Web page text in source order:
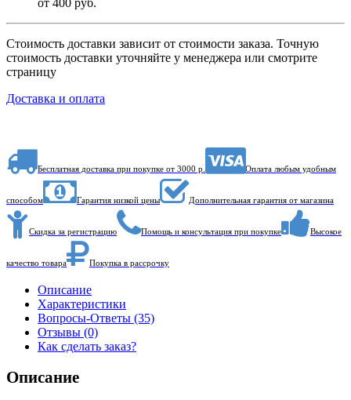
от 400 руб.
Стоимость доставки зависит от стоимости заказа. Точную
стоимость доставки уточняйте у менеджера или смотрите
страницу
Доставка и оплата
Бесплатная доставка при покупке от 3000 р. Оплата любым удобным
способом Гарантия низкой цены Дополнительная гарантия от магазина
Скидка за регистрацию Помощь и консультация при покупке Высокое
качество товара Покупка в рассрочку
Описание
Характеристики
Вопросы-Ответы (35)
Отзывы (0)
Как сделать заказ?
Описание